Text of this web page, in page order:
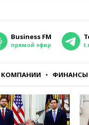
Business FM
прямой эфир
КОМПАНИИ ФИНАНСЫ